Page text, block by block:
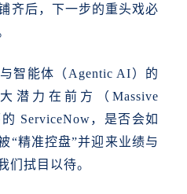
齐后，下一步的重头戏必
智能体（Agentic AI）的
潜力在前方（Massive
ServiceNow，是否会如
“精准控盘”并迎来业绩与
们拭目以待。